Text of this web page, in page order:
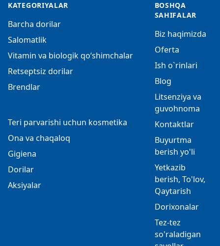
KATEGORIYALAR
Barcha dorilar
Salomatlik
Vitamin va biologik qo‘shimchalar
Retseptsiz dorilar
Brendlar
Teri parvarishi uchun kosmetika
Ona va chaqaloq
Gigiena
Dorilar
Aksiyalar
BOSHQA
SAHIFALAR
Biz haqimizda
Oferta
Ish o`rinlari
Blog
Litsenziya va
guvohnoma
Kontaktlar
Buyurtma
berish yo'li
Yetkazib
berish, To'lov,
Qaytarish
Dorixonalar
Tez-tez
so'raladigan